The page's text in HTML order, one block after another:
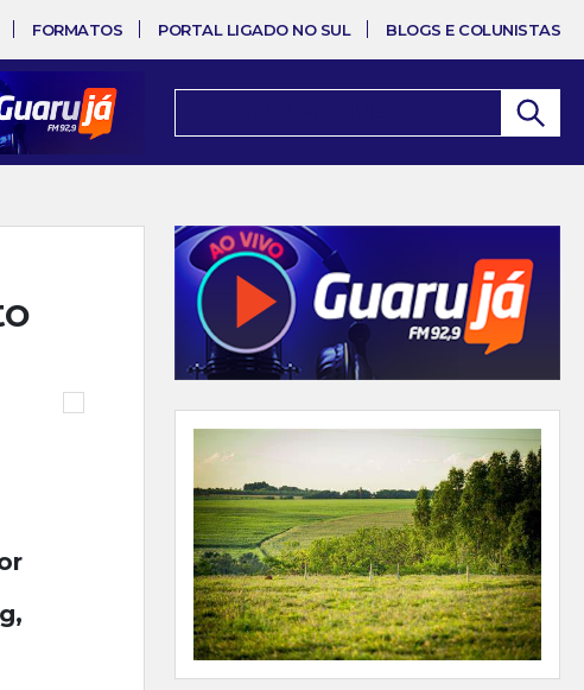
FORMATOS PORTAL LIGADO NO SUL BLOGS E COLUNISTAS